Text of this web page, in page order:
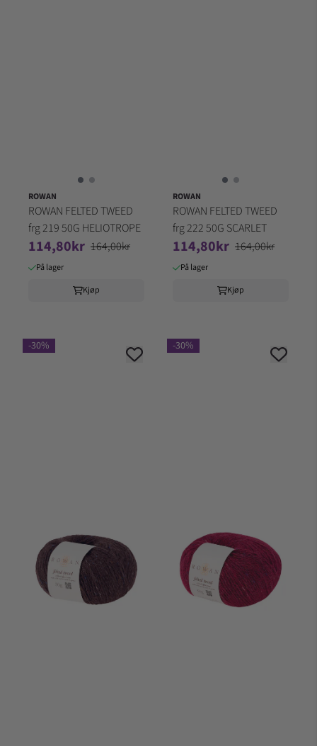
ROWAN
ROWAN FELTED TWEED
frg 219 50G HELIOTROPE
114,80kr 164,00kr
På lager
Kjøp
ROWAN
ROWAN FELTED TWEED
frg 222 50G SCARLET
114,80kr 164,00kr
På lager
Kjøp
-30% -30%